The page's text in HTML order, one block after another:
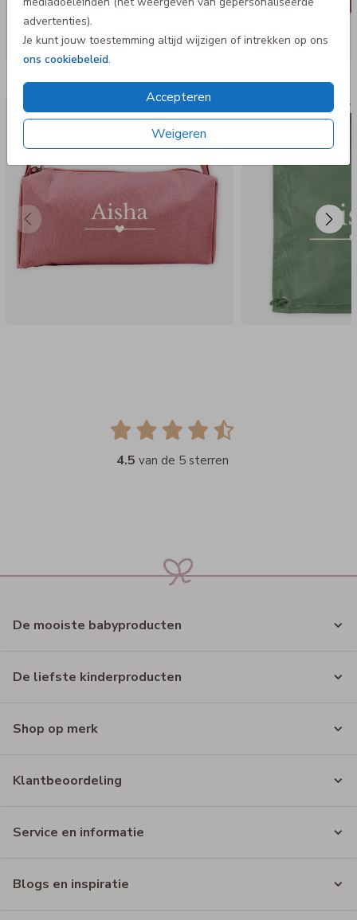
advertenties).
Je kunt jouw toestemming altijd wijzigen of intrekken op ons
ons cookiebeleid.
Accepteren
Weigeren
Nog meer in deze stijl
4.5 van de 5 sterren
De mooiste babyproducten
De liefste kinderproducten
Shop op merk
Klantbeoordeling
Service en informatie
Blogs en inspiratie